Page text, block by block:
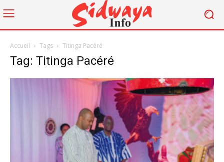
Accueil Tags Titinga Pacéré
Tag: Titinga Pacéré